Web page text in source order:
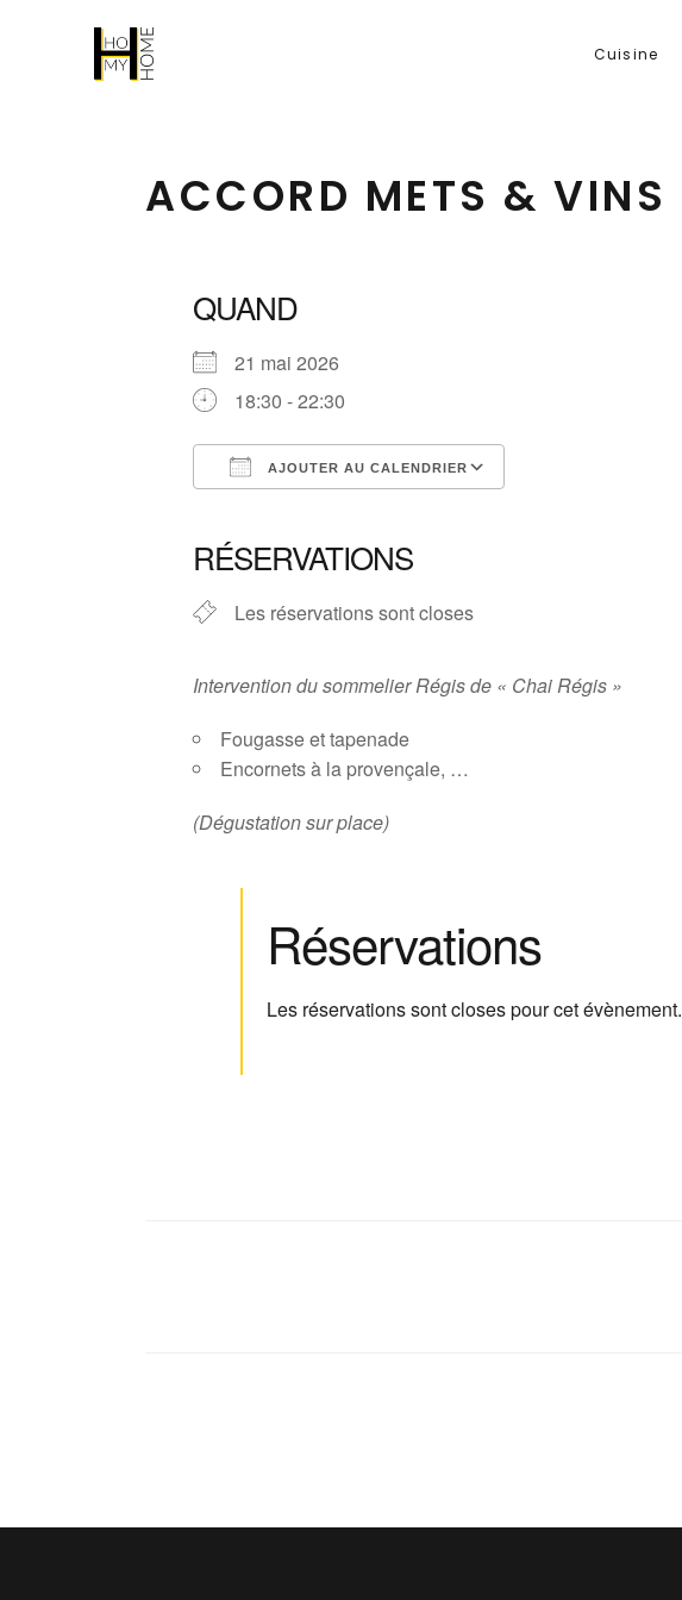
Cuisine
ACCORD METS & VINS
QUAND
21 mai 2026
18:30 - 22:30
AJOUTER AU CALENDRIER
RÉSERVATIONS
Les réservations sont closes
Intervention du sommelier Régis de « Chai Régis »
Fougasse et tapenade
Encornets à la provençale, …
(Dégustation sur place)
Réservations
Les réservations sont closes pour cet évènement.